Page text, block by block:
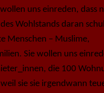
uns einreden, dass
Wohlstands daran
Menschen – Muslime,
Sie wollen uns
die 100
sie sie irgendwann